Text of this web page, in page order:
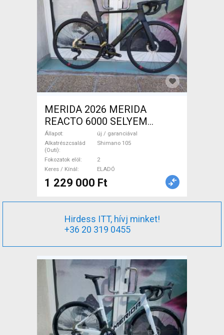
MERIDA 2026 MERIDA
REACTO 6000 SELYEM
FEKETE (S) Országúti
Shimano 105 tárcsafék új /
garanciával ELADÓ
Állapot
új / garanciával
Alkatrészcsalád
(Outi)
Shimano 105
Fokozatok elöl
2
Keres / Kínál
ELADÓ
1 229 000 Ft
Hirdess ITT, hívj minket!
+36 20 319 0455